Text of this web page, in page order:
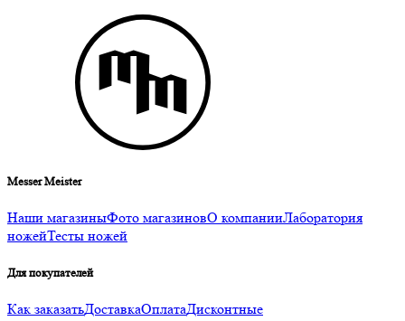
Messer Meister
Наши магазиныФото магазиновО компанииЛаборатория
ножейТесты ножей
Для покупателей
Как заказатьДоставкаОплатаДисконтные